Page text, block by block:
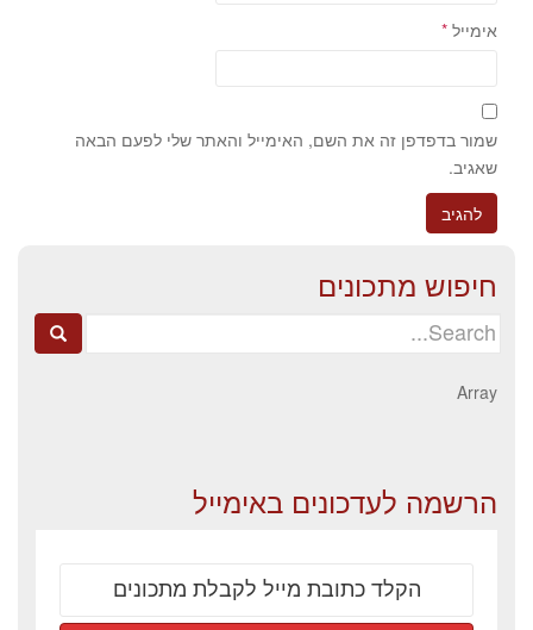
אימייל *
שמור בדפדפן זה את השם, האימייל והאתר שלי לפעם הבאה
שאגיב.
חיפוש מתכונים
Search
Array
הרשמה לעדכונים באימייל